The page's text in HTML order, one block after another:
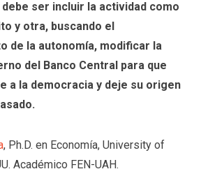
ser incluir la actividad como
y otra, buscando el
de la autonomía, modificar la
del Banco Central para que
a la democracia y deje su origen
, Ph.D. en Economía, University of
Académico FEN-UAH.